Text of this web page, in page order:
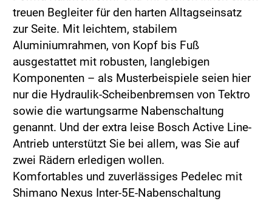
treuen Begleiter für den harten Alltagseinsatz
zur Seite. Mit leichtem, stabilem
Aluminiumrahmen, von Kopf bis Fuß
ausgestattet mit robusten, langlebigen
Komponenten – als Musterbeispiele seien hier
nur die Hydraulik-Scheibenbremsen von Tektro
sowie die wartungsarme Nabenschaltung
genannt. Und der extra leise Bosch Active Line-
Antrieb unterstützt Sie bei allem, was Sie auf
zwei Rädern erledigen wollen.
Komfortables und zuverlässiges Pedelec mit
Shimano Nexus Inter-5E-Nabenschaltung